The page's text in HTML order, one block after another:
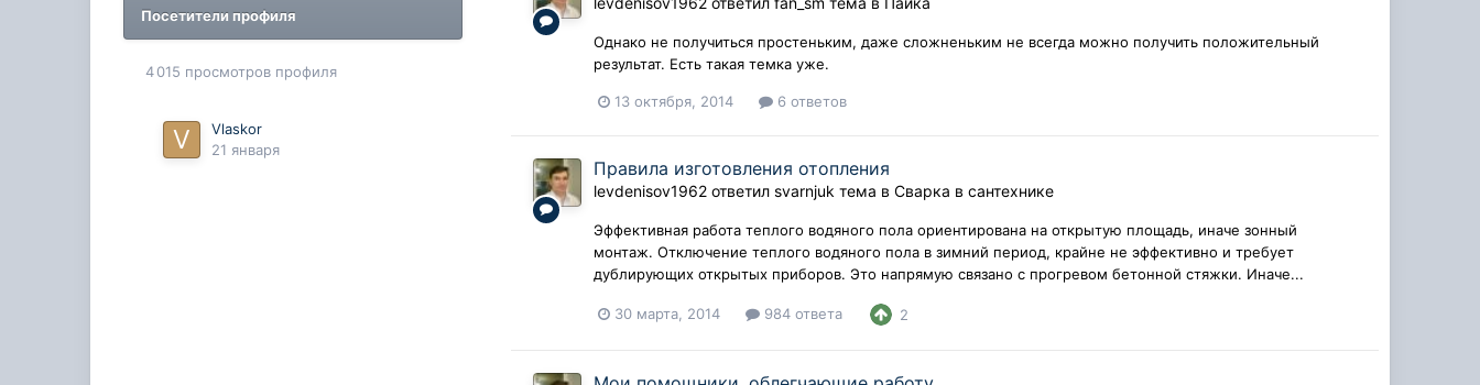
Посетители профиля
4 015 просмотров профиля
Vlaskor
21 января
Однако не получиться простеньким, даже сложненьким не всегда можно получить положительный
результат. Есть такая темка уже.
13 октября, 2014 6 ответов
Правила изготовления отопления
levdenisov1962 ответилsvarnjuk тема вСварка в сантехнике
Эффективная работа теплого водяного пола ориентирована на открытую площадь, иначе зонный
монтаж. Отключение теплого водяного пола в зимний период, крайне не эффективно и требует
дублирующих открытых приборов. Это напрямую связано с прогревом бетонной стяжки. Иначе...
30 марта, 2014 984 ответа 2